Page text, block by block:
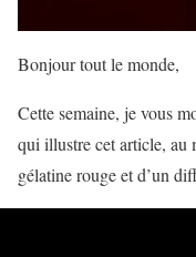
Bonjour tout le monde,
Cette semaine, je vous
qui illustre cet article, au
gélatine rouge et d’un